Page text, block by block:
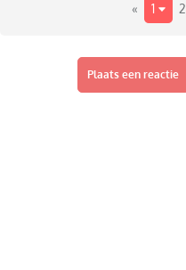
« 1 2
Plaats een reactie